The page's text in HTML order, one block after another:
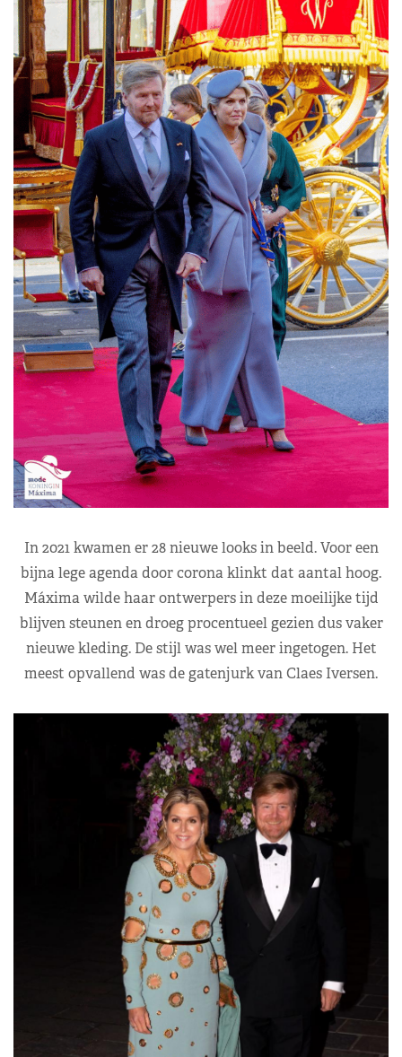
In 2021 kwamen er 28 nieuwe looks in beeld. Voor een
bijna lege agenda door corona klinkt dat aantal hoog.
Máxima wilde haar ontwerpers in deze moeilijke tijd
blijven steunen en droeg procentueel gezien dus vaker
nieuwe kleding. De stijl was wel meer ingetogen. Het
meest opvallend was de gatenjurk van Claes Iversen.